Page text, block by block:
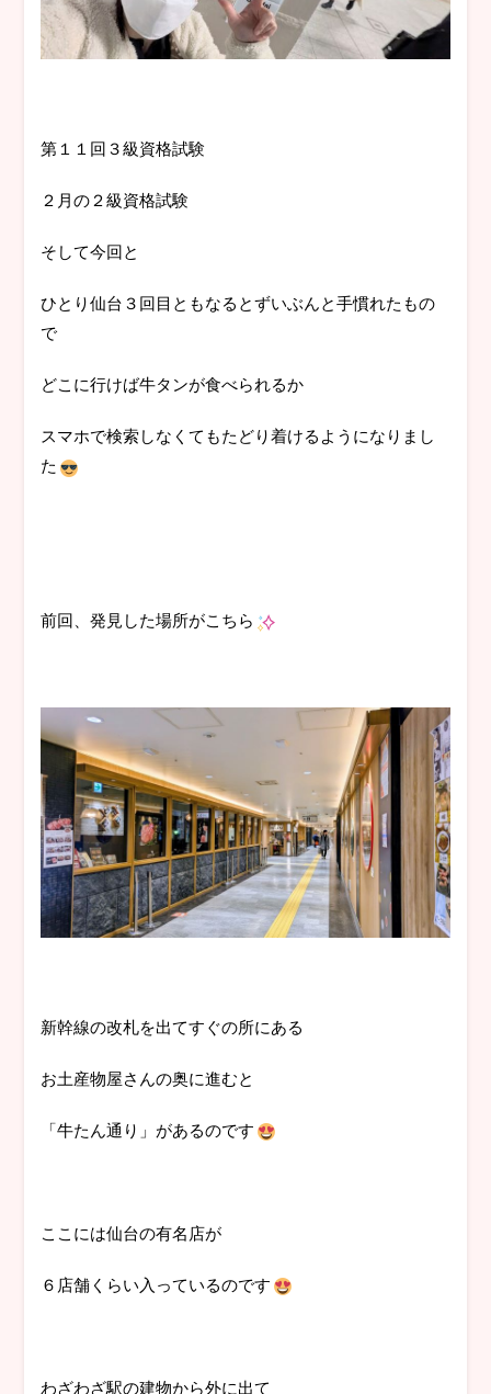
第１１回３級資格試験
２月の２級資格試験
そして今回と
ひとり仙台３回目ともなるとずいぶんと手慣れたもの
で
どこに行けば牛タンが食べられるか
スマホで検索しなくてもたどり着けるようになりまし
た
前回、発見した場所がこちら
新幹線の改札を出てすぐの所にある
お土産物屋さんの奥に進むと
「牛たん通り」があるのです
ここには仙台の有名店が
６店舗くらい入っているのです
わざわざ駅の建物から外に出て